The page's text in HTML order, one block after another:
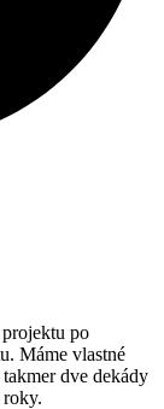
po
Máme vlastné
dve dekády